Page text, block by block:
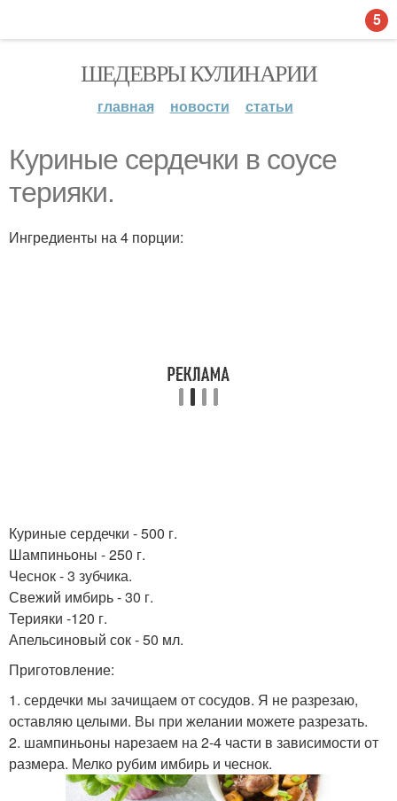
ШЕДЕВРЫ КУЛИНАРИИ
главная новости статьи
Куриные сердечки в соусе
терияки.
Ингредиенты на 4 порции:
Куриные сердечки - 500 г.
Шампиньоны - 250 г.
Чеснок - 3 зубчика.
Свежий имбирь - 30 г.
Терияки -120 г.
Апельсиновый сок - 50 мл.
Приготовление:
1. сердечки мы зачищаем от сосудов. Я не разрезаю,
оставляю целыми. Вы при желании можете разрезать.
2. шампиньоны нарезаем на 2-4 части в зависимости от
размера. Мелко рубим имбирь и чеснок.
5